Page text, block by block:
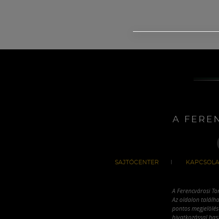
A
SAJTÓCENTER
A Ferencvárosi
Az oldalon
pontos
hivatkozással